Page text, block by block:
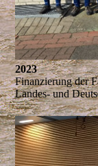
2023
Finanzierung der
Landes- und